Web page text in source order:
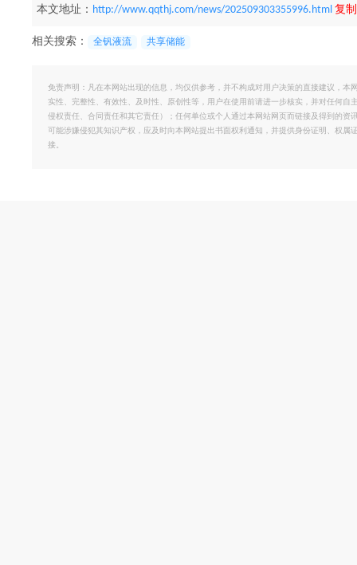
本文地址： http://www.qqthj.com/news/202509303355996.html 复
相关搜索： 全钒液流 共享储能
免责声明：凡在本网站出现的信息，均仅供参考，并不构成对用户决策的直接建议，
实性、完整性、有效性、及时性、原创性等，用户在使用前请进一步核实，并对任何
侵权责任、合同责任和其它责任）；任何单位或个人通过本网站网页而链接及得到的
可能涉嫌侵犯其知识产权，应及时向本网站提出书面权利通知，并提供身份证明、权
接。